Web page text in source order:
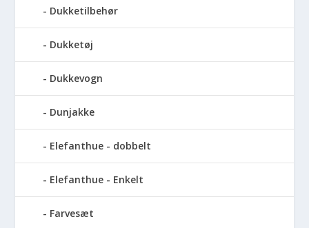
Dukketilbehør
Dukketøj
Dukkevogn
Dunjakke
Elefanthue - dobbelt
Elefanthue - Enkelt
Farvesæt